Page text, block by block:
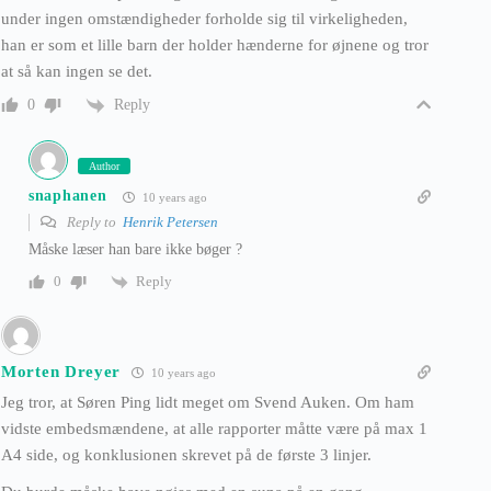
under ingen omstændigheder forholde sig til virkeligheden,
han er som et lille barn der holder hænderne for øjnene og tror
at så kan ingen se det.
0 Reply
Author
snaphanen 10 years ago
Reply to Henrik Petersen
Måske læser han bare ikke bøger ?
0
Reply
Morten Dreyer 10 years ago
Jeg tror, at Søren Ping lidt meget om Svend Auken. Om ham
vidste embedsmændene, at alle rapporter måtte være på max 1
A4 side, og konklusionen skrevet på de første 3 linjer.